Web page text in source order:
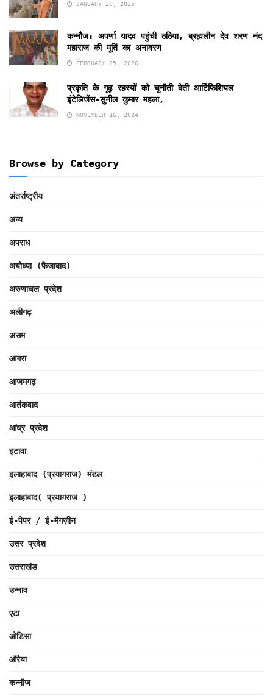
JANUARY 20, 2025
कन्नौज: अपर्णा यादव पहुंची ठठिया, ब्रह्मलीन देव शरण नंद
महाराज की मूर्ति का अनावरण
FEBRUARY 25, 2026
प्रकृति के गूढ़ रहस्यों को चुनौती देती आर्टिफिशियल
इंटेलिजेंस-सुनील कुमार महला,
NOVEMBER 16, 2024
Browse by Category
अंतर्राष्ट्रीय
अन्य
अपराध
अयोध्या (फैजाबाद)
अरुणाचल प्रदेश
अलीगढ़
असम
आगरा
आजमगढ़
आतंकवाद
आंध्र प्रदेश
इटावा
इलाहाबाद (प्रयागराज) मंडल
इलाहाबाद( प्रयागराज )
ई-पेपर / ई-मैगज़ीन
उत्तर प्रदेश
उत्तराखंड
उन्नाव
एटा
ओडिसा
औरैया
कन्नौज